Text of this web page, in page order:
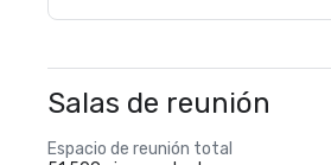
Salas de reunión
Espacio de reunión total